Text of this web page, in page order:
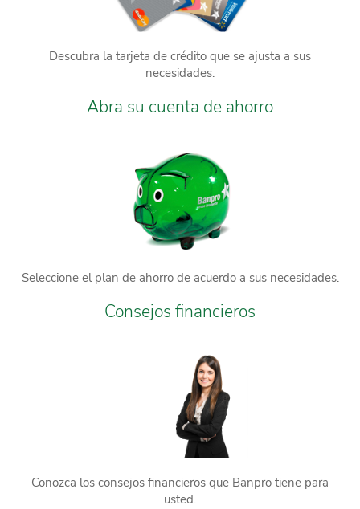
Descubra la tarjeta de crédito que se ajusta a sus
necesidades.
Abra su cuenta de ahorro
Seleccione el plan de ahorro de acuerdo a sus necesidades.
Consejos financieros
Conozca los consejos financieros que Banpro tiene para
usted.